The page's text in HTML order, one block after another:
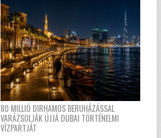
80 MILLIÓ DIRHAMOS BERUHÁZÁSSAL
VARÁZSOLJÁK ÚJJÁ DUBAI TÖRTÉNELMI
VÍZPARTJÁT